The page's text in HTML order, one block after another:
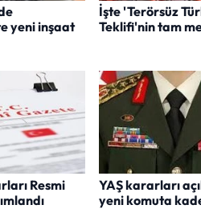
yeni inşaat
İşte 'Terörsüz
Teklifi'nin tam
Resmi
YAŞ kararları
yeni komuta